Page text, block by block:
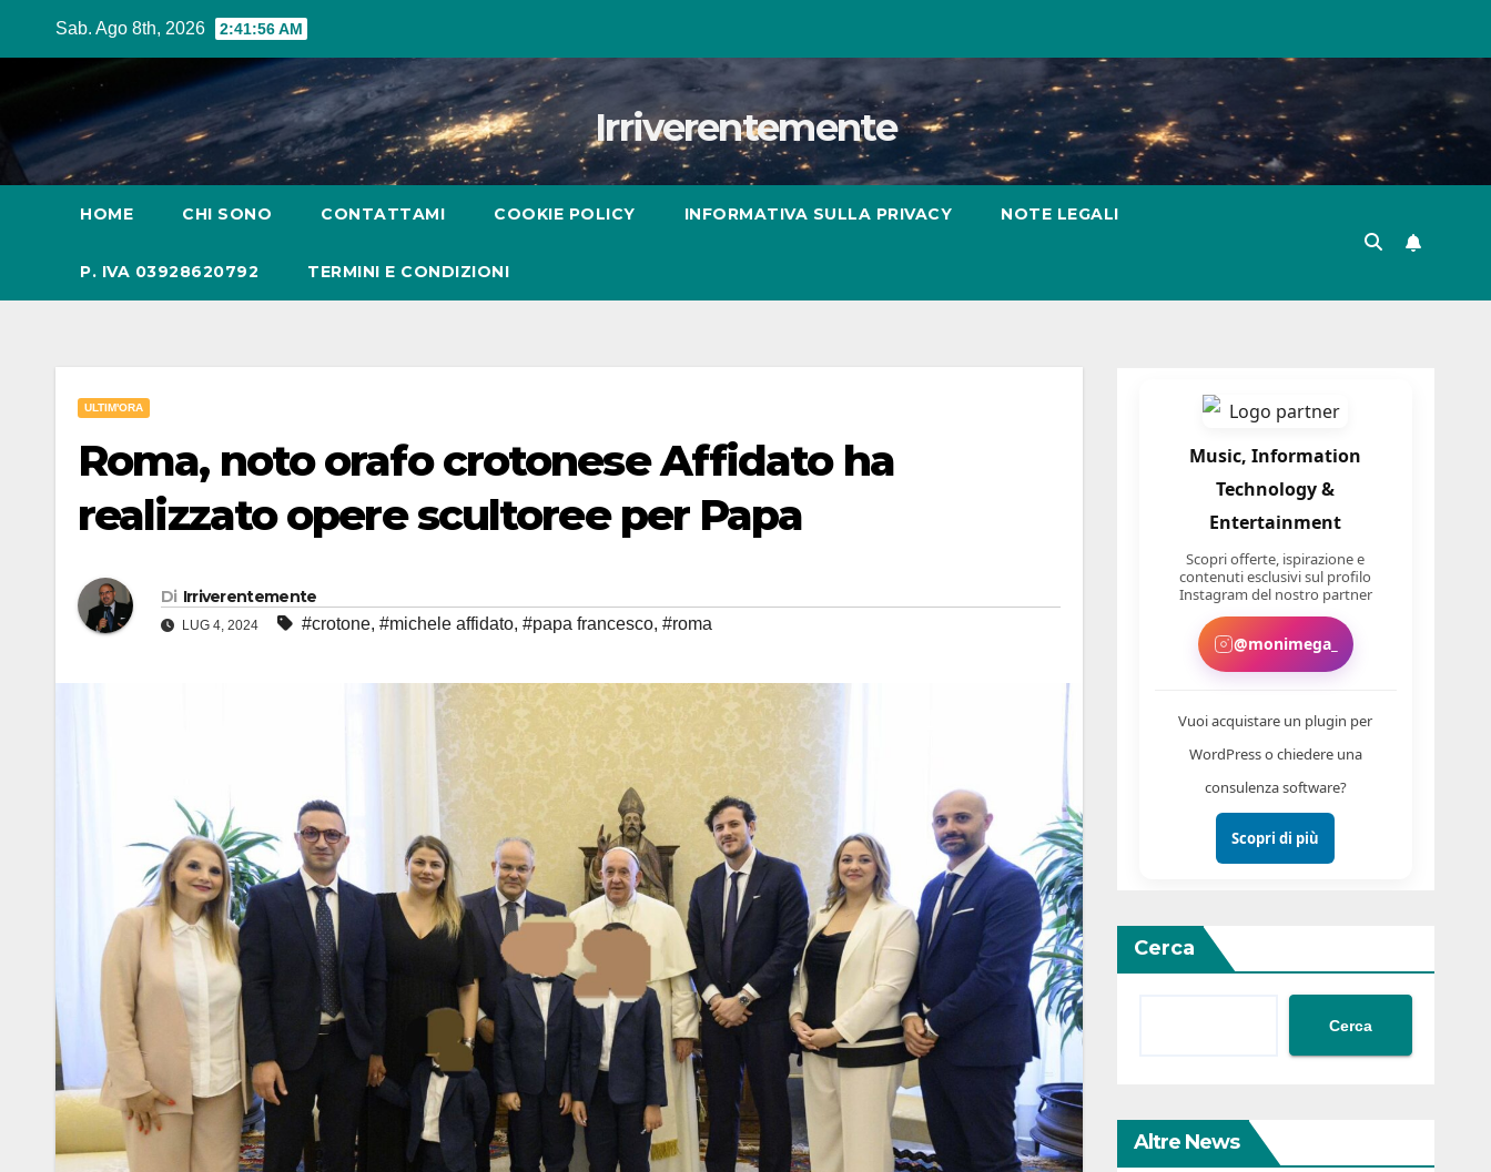
Sab. Ago 8th, 2026 2:41:58 AM
Irriverentemente
HOME CHI SONO CONTATTAMI COOKIE POLICY INFORMATIVA SULLA PRIVACY NOTE LEGALI
P. IVA 03928620792 TERMINI E CONDIZIONI
ULTIM'ORA
Roma, noto orafo crotonese Affidato ha
realizzato opere scultoree per Papa
Di Irriverentemente
LUG 4, 2024 #crotone, #michele affidato, #papa francesco, #roma
Cerca
Cerca
Altre News
Music, Information
Technology &
Entertainment
Scopri offerte, ispirazione e
contenuti esclusivi sul profilo
Instagram del nostro partner
@monimega_
Vuoi acquistare un plugin per
WordPress o chiedere una
consulenza software?
Scopri di più